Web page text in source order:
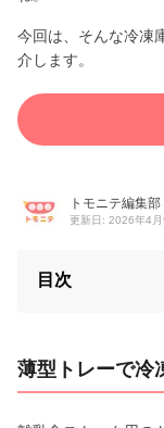
今回は、そんな冷凍
介します。
トモニテ編集部
更新日: 2026年4月
目次
薄型トレーで冷